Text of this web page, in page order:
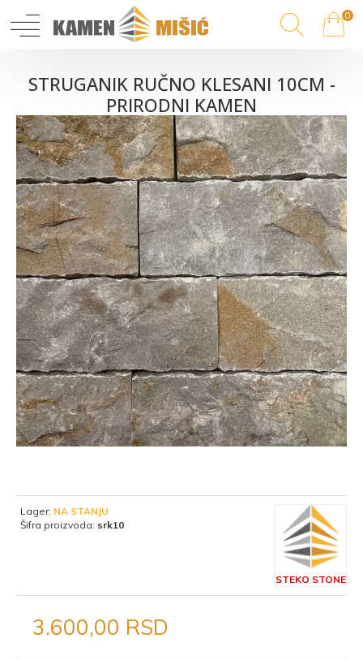
0
STRUGANIK RUČNO KLESANI 10CM -
PRIRODNI KAMEN
3.600,00 RSD
Lager: NA STANJU
Šifra proizvoda: srk10
STEKO STONE